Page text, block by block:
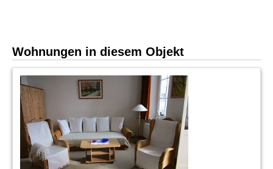
Wohnungen in diesem Objekt